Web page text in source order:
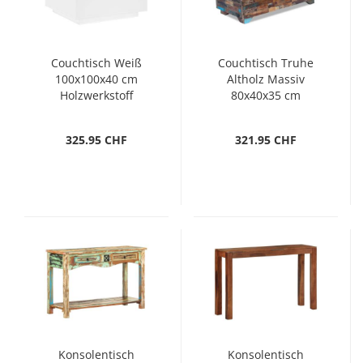
Couchtisch Weiß
100x100x40 cm
Holzwerkstoff
325.95 CHF
Couchtisch Truhe
Altholz Massiv
80x40x35 cm
321.95 CHF
Konsolentisch Konsolentisch